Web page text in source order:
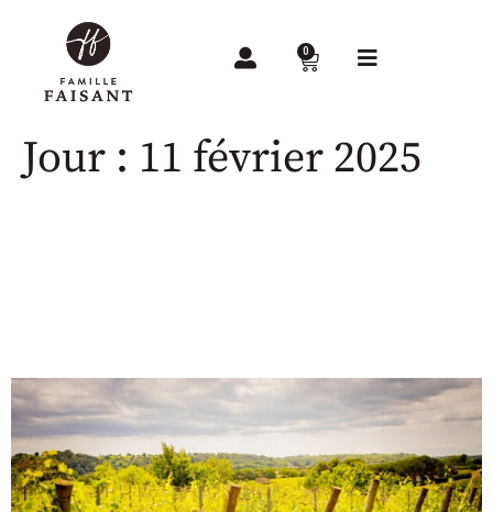
0
Jour : 11 février 2025